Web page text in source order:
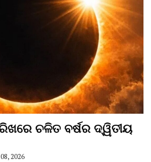
ଚଳିତ ବର୍ଷର ଦ୍ୱିତୀୟ
2026